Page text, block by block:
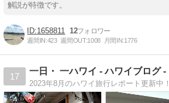
解説が特徴です。
1658811 12
週間IN:423 週間OUT:1008 月間IN:1776
17
一日・ 一ハワイ - ハワイブログ -